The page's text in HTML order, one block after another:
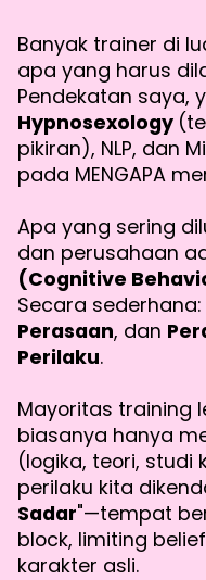
Banyak trainer di
apa yang harus
Pendekatan saya,
Hypnosexology
pikiran), NLP, dan
pada MENGAPA
Apa yang sering
dan perusahaan
(Cognitive
Secara sederhana:
Perasaan, dan
Perilaku.
Mayoritas training
biasanya hanya
(logika, teori, studi
perilaku kita
Sadar"—tempat
block, limiting
karakter asli.